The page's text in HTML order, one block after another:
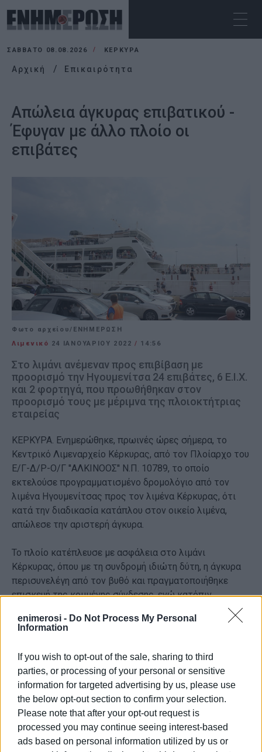
enimerosi - Do Not Process My Personal
Information
If you wish to opt-out of the sale, sharing to third
parties, or processing of your personal or sensitive
information for targeted advertising by us, please use
the below opt-out section to confirm your selection.
Please note that after your opt-out request is
processed you may continue seeing interest-based
ads based on personal information utilized by us or
ΣΆΒΒΑΤΟ 08.08.2026 ΚΕΡΚΥΡΑ
Αρχική Επικαιρότητα
Απώλεια άγκυρας επιβατικού -
Έφυγαν με άλλο πλοίο οι
επιβάτες
Φωτο αρχείου/ΕΝΗΜΕΡΩΣΗ
Λιμενικό 24 ΙΑΝΟΥΑΡΊΟΥ 2022 / 14:56
Στο λιμάνι ανέμεναν προς επιβίβαση με
προορισμό την Ηγουμενίτσα 24 επιβάτες, 6 Ε.Ι.Χ.
και 2 φορτηγά, που προωθήθηκαν στον
προορισμό τους με μέριμνα της πλοιοκτήτριας
εταιρείας
ΚΕΡΚΥΡΑ. Ενημερώθηκε, πρωινές ώρες σήμερα, το
Κεντρικό Λιμεναρχείο Κέρκυρας, από τον Πλοίαρχο του
Ε/Γ-Δ/Ρ-Ο/Γ ''ΑΛΚΙΝΟΟΣ'' Ν.Π. 10789, το οποίο
εκτελούσε προγραμματισμένο δρομολόγιο από τον
λιμένα Ηγουμενίτσας προς τον λιμένα Κέρκυρας, ότι
κατά την διαδικασία κατάπλου στον οικείο λιμένα,
απώλεσε την αριστερή άγκυρα.
Το πλοίο κατέπλευσε με ασφάλεια στο λιμάνι
Κέρκυρας, όπου με τη συνδρομή ιδιώτη δύτη, η άγκυρα
περισυνελέγη από τον βυθό και πραγματοποιήθηκε
επισκευή της κομμένης σύνδεσης, ενώ κατόπιν
Πλοίων, διαπιστώθηκε η ικανοποιητική λειτουργία της
Στο λιμάνι ανέμεναν προς επιβίβαση με προορισμό την
Ηγουμενίτσα 24 επιβάτες, 6 Ε.Ι.Χ. και 2 φορτηγά, που
προωθήθηκαν στον προορισμό τους με μέριμνα της
πλοιοκτήτριας εταιρείας, ενώ από το περιστατικό δεν
προκλήθηκε τραυματισμός ατόμων και δεν
παρατηρήθηκε θαλάσσια ρύπανση.